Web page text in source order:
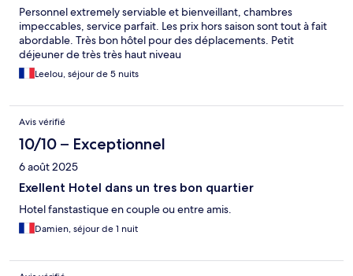
Personnel extremely serviable et bienveillant, chambres
impeccables, service parfait. Les prix hors saison sont tout à fait
abordable. Très bon hôtel pour des déplacements. Petit
déjeuner de très très haut niveau
Leelou, séjour de 5 nuits
Avis vérifié
10/10 – Exceptionnel
6 août 2025
Exellent Hotel dans un tres bon quartier
Hotel fanstastique en couple ou entre amis.
Damien, séjour de 1 nuit